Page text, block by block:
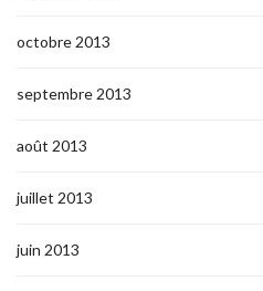
octobre 2013
septembre 2013
août 2013
juillet 2013
juin 2013